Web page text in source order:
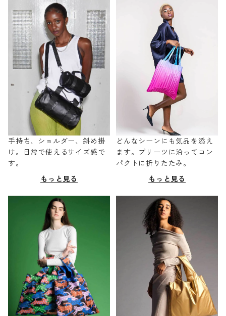
手持ち、ショルダー、斜め掛
け。日常で使えるサイズ感で
す。
もっと見る
どんなシーンにも気品を添え
ます。プリーツに沿ってコン
パクトに折りたたみ。
もっと見る